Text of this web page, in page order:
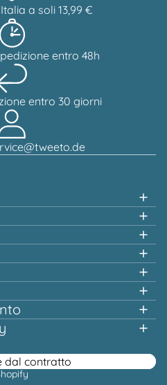
a soli 13,99 €
entro 48h
entro 30 giorni
numero:
alle 12:00
da 100,00 €*
dal contratto